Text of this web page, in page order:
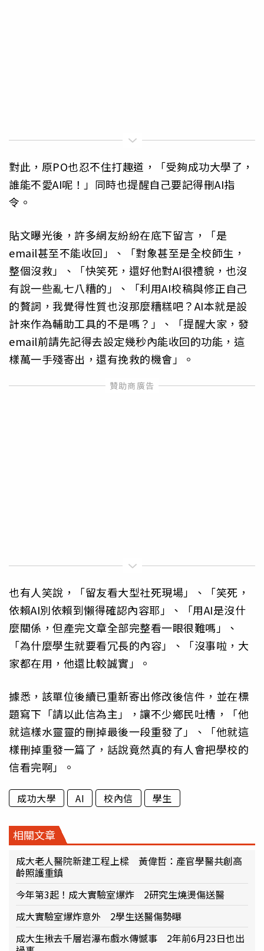
對此，原PO也忍不住打趣道，「受夠成功大學了，
誰能不愛AI呢！」同時也提醒自己要記得刪AI指
令。
貼文曝光後，許多網友紛紛在底下留言，「是
email甚至不能收回」、「對象甚至是全校師生，
整個沒救」、「快笑死，還好他對AI很禮貌，也沒
有說一些亂七八糟的」、「利用AI校稿與修正自己
的贅詞，我覺得性質也沒那麼糟糕吧？AI本就是設
計來作為輔助工具的不是嗎？」、「提醒大家，發
email前請先記得去設定幾秒內能收回的功能，這
樣萬一手殘寄出，還有挽救的機會」。
也有人笑說，「留友看大型社死現場」、「笑死，
依賴AI別依賴到懶得確認內容耶」、「用AI是沒什
麼關係，但產完文章全部完整看一眼很難嗎」、
「為什麼學生就要看冗長的內容」、「沒事啦，大
家都在用，他還比較誠實」。
據悉，該單位後續已重新寄出修改後信件，並在標
題寫下「請以此信為主」，讓不少鄉民吐槽，「他
就這樣水靈靈的刪掉最後一段重發了」、「他就這
樣刪掉重發一篇了，話說竟然真的有人會把學校的
信看完啊」。
成功大學 AI 校內信 學生
相關文章
成大老人醫院新建工程上樑 黃偉哲：產官學醫共創高
齡照護重鎮
今年第3起！成大實驗室爆炸 2研究生燒燙傷送醫
成大實驗室爆炸意外 2學生送醫傷勢曝
成大生揪去千層岩瀑布戲水傳憾事 2年前6月23日也出